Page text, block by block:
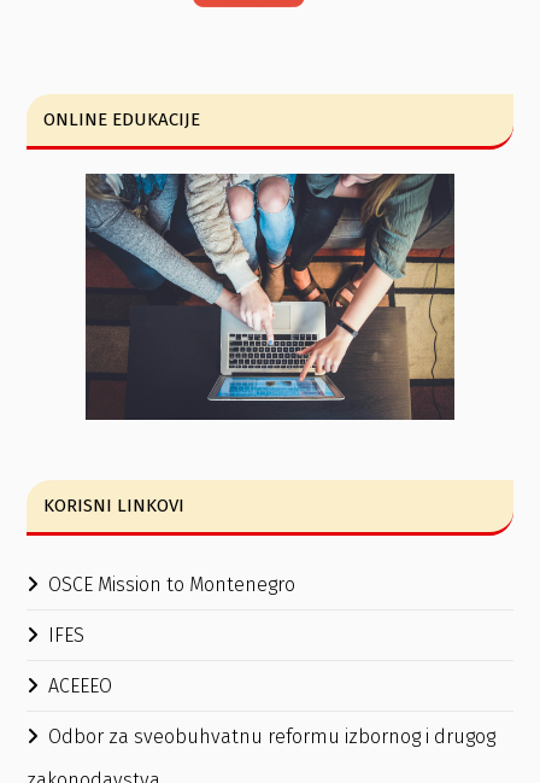
ONLINE EDUKACIJE
KORISNI LINKOVI
OSCE Mission to Montenegro
IFES
ACEEEO
Odbor za sveobuhvatnu reformu izbornog i drugog